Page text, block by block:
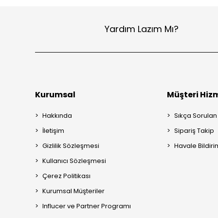
Yardım Lazım Mı?
Kurumsal
Hakkında
İletişim
Gizlilik Sözleşmesi
Kullanıcı Sözleşmesi
Çerez Politikası
Kurumsal Müşteriler
Influcer ve Partner Programı
Müşteri
Sıkça
Sipariş Takip
Havale